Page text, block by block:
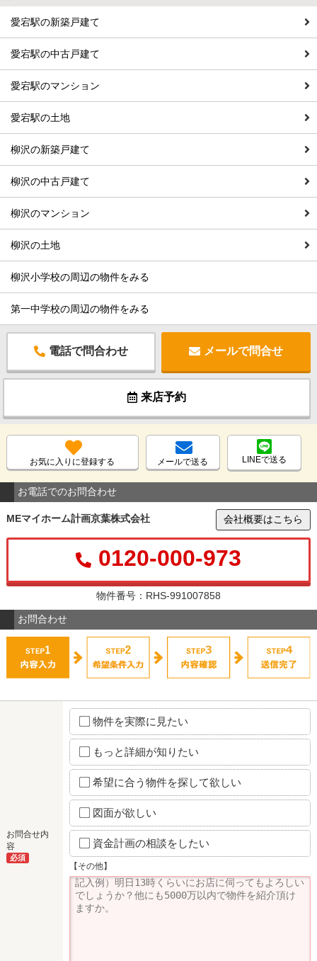
愛宕駅の新築戸建て
愛宕駅の中古戸建て
愛宕駅のマンション
愛宕駅の土地
柳沢の新築戸建て
柳沢の中古戸建て
柳沢のマンション
柳沢の土地
柳沢小学校の周辺の物件をみる
第一中学校の周辺の物件をみる
電話で問合わせ メールで問合せ
来店予約
お気に入りに登録する メールで送る LINEで送る
お電話でのお問合わせ
MEマイホーム計画京葉株式会社 会社概要はこちら
0120-000-973
物件番号：RHS-991007858
お問合わせ
お問合せ内
容
必須
物件を実際に見たい
もっと詳細が知りたい
希望に合う物件を探して欲しい
図面が欲しい
資金計画の相談をしたい
【その他】